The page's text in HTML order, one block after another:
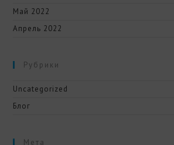
Май 2022
Апрель 2022
Рубрики
Uncategorized
Блог
Мета